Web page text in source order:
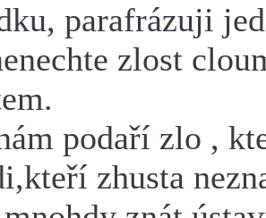
parafrázuji
zlost
podaří zlo ,
zhusta